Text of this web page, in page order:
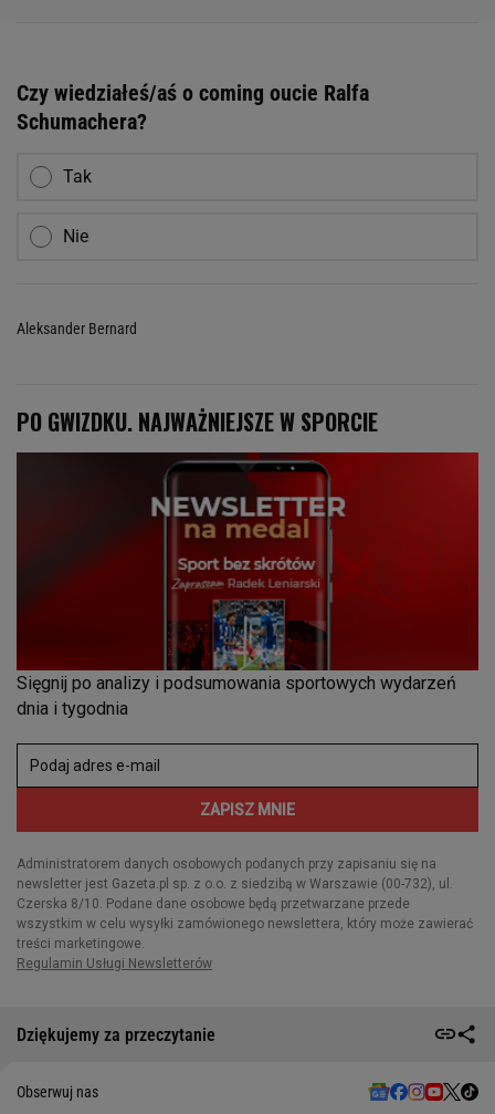
Czy wiedziałeś/aś o coming oucie Ralfa
Schumachera?
Tak
Nie
Aleksander Bernard
Dziękujemy za przeczytanie
Obserwuj nas